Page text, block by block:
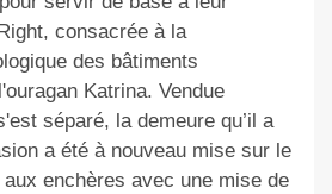
consacrée à la
des bâtiments
Katrina. Vendue
séparé, la demeure qu’il a
a été à nouveau mise sur le
enchères avec une mise de